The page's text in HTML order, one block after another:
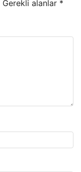
Gerekli alanlar *